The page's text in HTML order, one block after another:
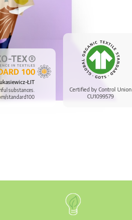
Certified by Control Union
CU1099579
ŁIT
substances.
standard100